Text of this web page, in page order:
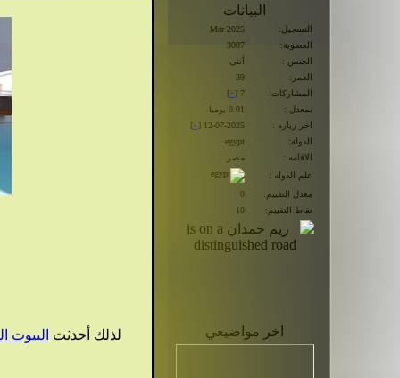
البيانات
التسجيل:
Mar 2025
العضوية:
3007
الجنس :
أنثى
العمر:
39
المشاركات:
7 [
+
]
بمعدل :
0.01 يوميا
اخر زياره :
12-07-2025 [
+
]
الدولة:
egypt
الاقامه :
مصر
علم الدوله :
معدل التقييم:
0
نقاط التقييم:
10
اخر مواضيعي
لذلك أحدثت البيوت